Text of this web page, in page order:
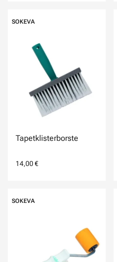
SOKEVA
Tapetklisterborste
14,00 €
SOKEVA